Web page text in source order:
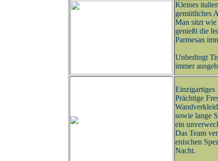
Kleines
gemütliches
Man sitzt
genießt die
Parmesan
Unbedingt
immer
Einzigartiges
Prächtige
sowie lange
ein
Das Team
enischen
Nacht.